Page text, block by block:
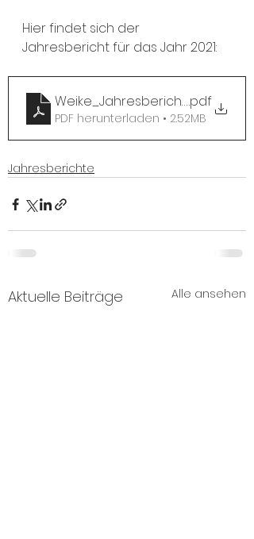
Hier findet sich der
Jahresbericht für das Jahr 2021:
Weike_Jahresbericht_2021
.pdf
PDF herunterladen • 2.52MB
Jahresberichte
Aktuelle Beiträge Alle ansehen